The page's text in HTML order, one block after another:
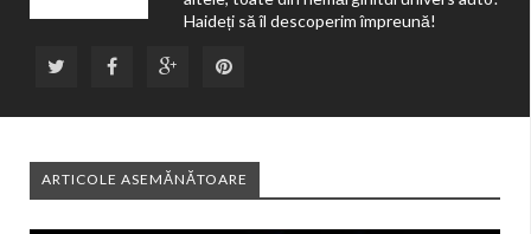
Haideți să îl descoperim împreună!
ARTICOLE ASEMĂNĂTOARE